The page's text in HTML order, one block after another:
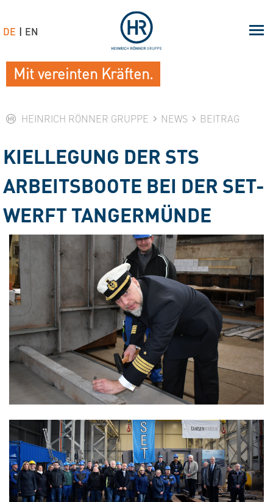
HEINRICH RÖNNER GRUPPE NEWS BEITRAG
KIELLEGUNG DER STS
ARBEITSBOOTE BEI DER SET-
WERFT TANGERMÜNDE
Mit vereinten Kräften.
DE EN